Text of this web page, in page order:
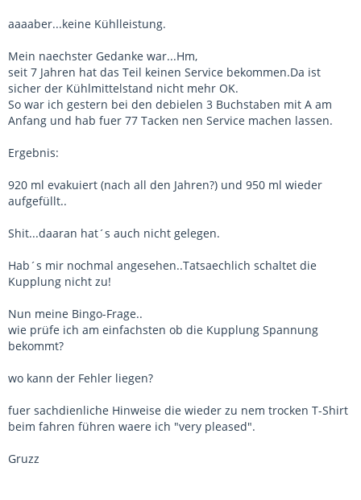
aaaaber...keine Kühlleistung.
Mein naechster Gedanke war...Hm,
seit 7 Jahren hat das Teil keinen Service bekommen.Da ist
sicher der Kühlmittelstand nicht mehr OK.
So war ich gestern bei den debielen 3 Buchstaben mit A am
Anfang und hab fuer 77 Tacken nen Service machen lassen.
Ergebnis:
920 ml evakuiert (nach all den Jahren?) und 950 ml wieder
aufgefüllt..
Shit...daaran hat´s auch nicht gelegen.
Hab´s mir nochmal angesehen..Tatsaechlich schaltet die
Kupplung nicht zu!
Nun meine Bingo-Frage..
wie prüfe ich am einfachsten ob die Kupplung Spannung
bekommt?
wo kann der Fehler liegen?
fuer sachdienliche Hinweise die wieder zu nem trocken T-Shirt
beim fahren führen waere ich "very pleased".
Gruzz